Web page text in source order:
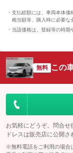
支払総額には、車両本体価
相当額等、購入時に必要な
当該価格は、登録等の時期
無料 この
お気軽にどうぞ。問合
ドレスは販売店に公開さ
※無料電話をご利用の場合